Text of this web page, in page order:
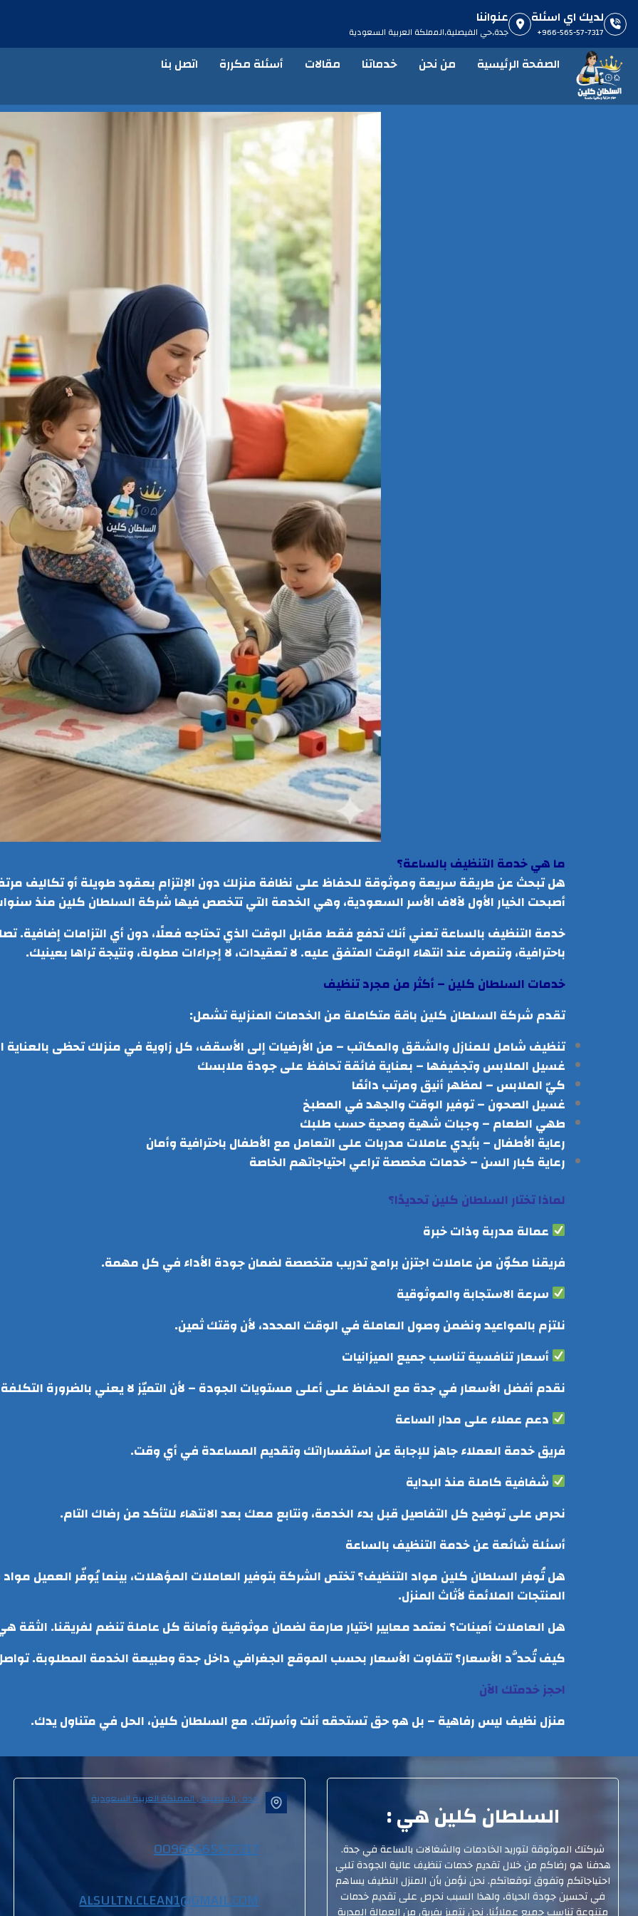
لديك اي اسئلة
966-565-57-7317+
عنواننا
جدة,حي الفيصلية,المملكة العربية السعودية​
الصفحة الرئيسية من نحن خدماتنا مقالات أسئلة مكررة اتصل بنا
ما هي خدمة التنظيف بالساعة؟
هل تبحث عن طريقة سريعة وموثوقة للحفاظ على نظافة منزلك دون الإلتزام بعقود طويلة أو تكاليف
أصبحت الخيار الأول لآلاف الأسر السعودية، وهي الخدمة التي تتخصص فيها شركة السلطان كلين منذ
خدمة التنظيف بالساعة تعني أنك تدفع فقط مقابل الوقت الذي تحتاجه فعلًا، دون أي التزامات إضافية.
باحترافية، وتنصرف عند انتهاء الوقت المتفق عليه. لا تعقيدات، لا إجراءات مطولة، ونتيجة تراها بعينيك.
خدمات السلطان كلين – أكثر من مجرد تنظيف
تقدم شركة السلطان كلين باقة متكاملة من الخدمات المنزلية تشمل:
تنظيف شامل للمنازل والشقق والمكاتب – من الأرضيات إلى الأسقف، كل زاوية في منزلك تحظى بالعناية
غسيل الملابس وتجفيفها – بعناية فائقة تحافظ على جودة ملابسك
كيّ الملابس – لمظهر أنيق ومرتب دائمًا
غسيل الصحون – توفير الوقت والجهد في المطبخ
طهي الطعام – وجبات شهية وصحية حسب طلبك
رعاية الأطفال – بأيدي عاملات مدربات على التعامل مع الأطفال باحترافية وأمان
رعاية كبار السن – خدمات مخصصة تراعي احتياجاتهم الخاصة
لماذا تختار السلطان كلين تحديدًا؟
عمالة مدربة وذات خبرة
فريقنا مكوّن من عاملات اجتزن برامج تدريب متخصصة لضمان جودة الأداء في كل مهمة.
سرعة الاستجابة والموثوقية
نلتزم بالمواعيد ونضمن وصول العاملة في الوقت المحدد، لأن وقتك ثمين.
أسعار تنافسية تناسب جميع الميزانيات
نقدم أفضل الأسعار في جدة مع الحفاظ على أعلى مستويات الجودة – لأن التميّز لا يعني بالضرورة التكلفة
دعم عملاء على مدار الساعة
فريق خدمة العملاء جاهز للإجابة عن استفساراتك وتقديم المساعدة في أي وقت.
شفافية كاملة منذ البداية
نحرص على توضيح كل التفاصيل قبل بدء الخدمة، ونتابع معك بعد الانتهاء للتأكد من رضاك التام.
أسئلة شائعة عن خدمة التنظيف بالساعة
هل تُوفر السلطان كلين مواد التنظيف؟ تختص الشركة بتوفير العاملات المؤهلات، بينما يُوفّر العميل
المنتجات الملائمة لأثاث المنزل.
هل العاملات أمينات؟ نعتمد معايير اختيار صارمة لضمان موثوقية وأمانة كل عاملة تنضم لفريقنا. الثقة
كيف تُحدَّد الأسعار؟ تتفاوت الأسعار بحسب الموقع الجغرافي داخل جدة وطبيعة الخدمة المطلوبة.
احجز خدمتك الآن
منزل نظيف ليس رفاهية – بل هو حق تستحقه أنت وأسرتك. مع السلطان كلين، الحل في متناول يدك.
السلطان كلين هي :
شركتك الموثوقة لتوريد الخادمات والشغالات بالساعة في جدة.
هدفنا هو رضاكم من خلال تقديم خدمات تنظيف عالية الجودة تلبي
احتياجاتكم وتفوق توقعاتكم. نحن نؤمن بأن المنزل النظيف يساهم
في تحسين جودة الحياة، ولهذا السبب نحرص على تقديم خدمات
جدة , الفيصلية , المملكة العربية السعودية
00966565577317
ALSULTN.CLEAN1@GMAIL.COM